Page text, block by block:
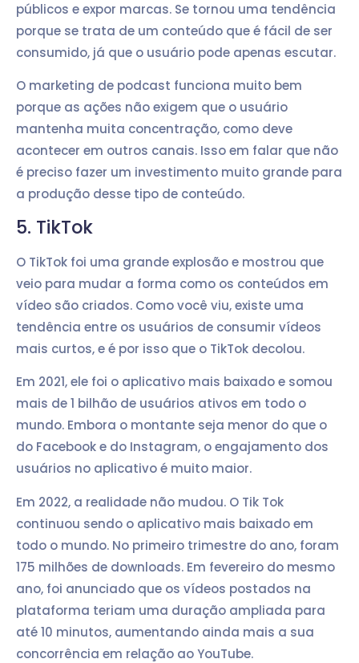
públicos e expor marcas. Se tornou uma tendência
porque se trata de um conteúdo que é fácil de ser
consumido, já que o usuário pode apenas escutar.
O marketing de podcast funciona muito bem
porque as ações não exigem que o usuário
mantenha muita concentração, como deve
acontecer em outros canais. Isso em falar que não
é preciso fazer um investimento muito grande para
a produção desse tipo de conteúdo.
5. TikTok
O TikTok foi uma grande explosão e mostrou que
veio para mudar a forma como os conteúdos em
vídeo são criados. Como você viu, existe uma
tendência entre os usuários de consumir vídeos
mais curtos, e é por isso que o TikTok decolou.
Em 2021, ele foi o aplicativo mais baixado e somou
mais de 1 bilhão de usuários ativos em todo o
mundo. Embora o montante seja menor do que o
do Facebook e do Instagram, o engajamento dos
usuários no aplicativo é muito maior.
Em 2022, a realidade não mudou. O Tik Tok
continuou sendo o aplicativo mais baixado em
todo o mundo. No primeiro trimestre do ano, foram
175 milhões de downloads. Em fevereiro do mesmo
ano, foi anunciado que os vídeos postados na
plataforma teriam uma duração ampliada para
até 10 minutos, aumentando ainda mais a sua
concorrência em relação ao YouTube.